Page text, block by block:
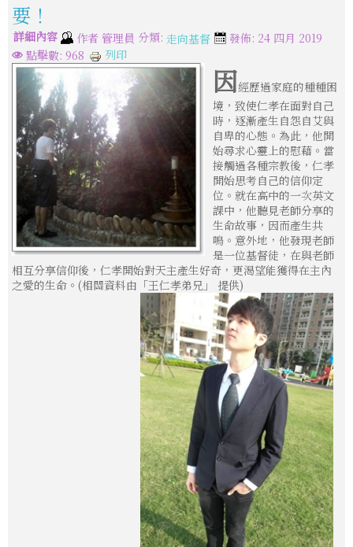
要！
詳細內容 作者 管理員 分類: 走向基督
發佈: 24 四月 2019
點擊數: 968
列印
因經歷過家庭的種種困
境，致使仁孝在面對自己
時，逐漸產生自怨自艾與
自卑的心態。為此，他開
始尋求心靈上的慰藉。當
接觸過各種宗教後，仁孝
開始思考自己的信仰定
位。就在高中的一次英文
課中，他聽見老師分享的
生命故事，因而產生共
鳴。意外地，他發現老師
是一位基督徒，在與老師
相互分享信仰後，仁孝開始對天主產生好奇，更渴望能獲得在主內
之愛的生命。(相關資料由「王仁孝弟兄」 提供)